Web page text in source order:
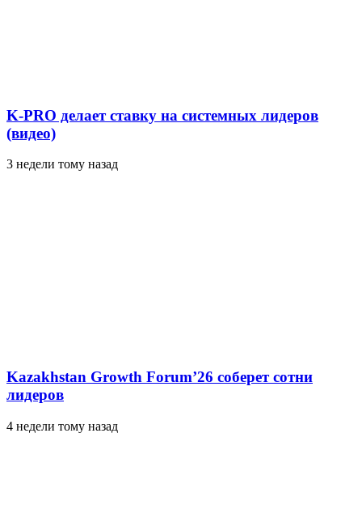
K-PRO делает ставку на системных лидеров
(видео)
3 недели тому назад
Kazakhstan Growth Forum’26 соберет сотни
лидеров
4 недели тому назад